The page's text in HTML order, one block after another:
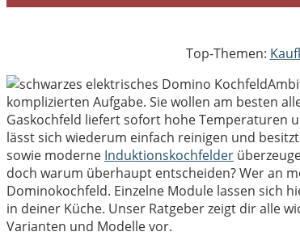
Top-Themen:
komplizierten Aufgabe. Sie wollen am besten
Gaskochfeld liefert sofort hohe Temperaturen
lässt sich wiederum einfach reinigen und
sowie moderne Induktionskochfelder
doch warum überhaupt entscheiden? Wer an
Dominokochfeld. Einzelne Module lassen sich
in deiner Küche. Unser Ratgeber zeigt dir alle
Varianten und Modelle vor.